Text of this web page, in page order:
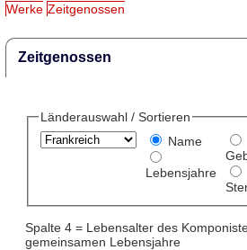
Werke Zeitgenossen
Zeitgenossen
Länderauswahl / Sortieren
Name
Lebensjahre
Spalte 4 = Lebensalter des
gemeinsamen Lebensjahre